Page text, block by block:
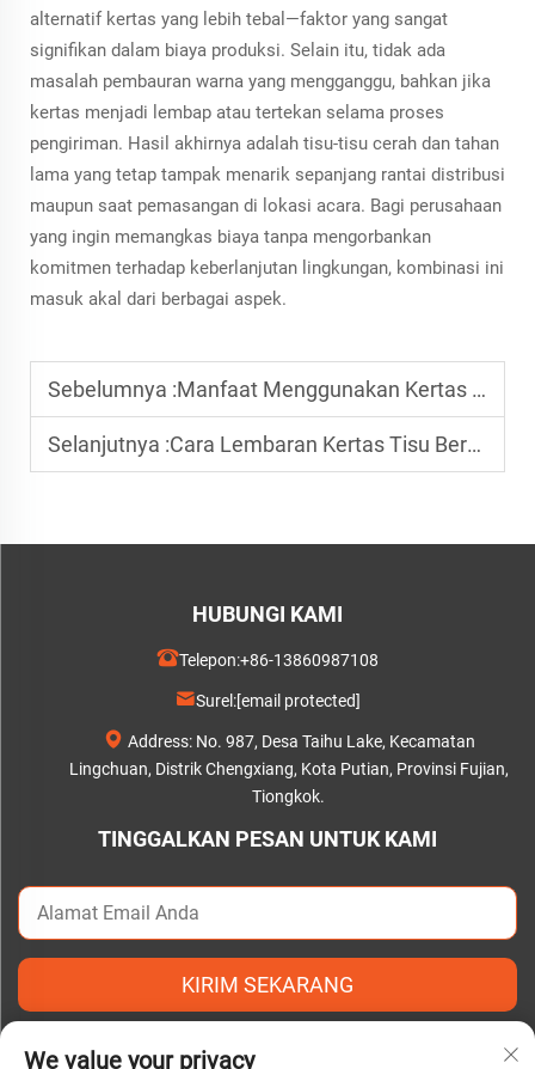
alternatif kertas yang lebih tebal—faktor yang sangat
signifikan dalam biaya produksi. Selain itu, tidak ada
masalah pembauran warna yang mengganggu, bahkan jika
kertas menjadi lembap atau tertekan selama proses
pengiriman. Hasil akhirnya adalah tisu-tisu cerah dan tahan
lama yang tetap tampak menarik sepanjang rantai distribusi
maupun saat pemasangan di lokasi acara. Bagi perusahaan
yang ingin memangkas biaya tanpa mengorbankan
komitmen terhadap keberlanjutan lingkungan, kombinasi ini
masuk akal dari berbagai aspek.
Sebelumnya :Manfaat Menggunakan Kertas Tisu Berwarna 14 g untuk Pembungkus Hadiah Ringan
Selanjutnya :Cara Lembaran Kertas Tisu Berwarna Menambah Tekstur pada Pembungkus Hadiah untuk Tas
HUBUNGI KAMI
Telepon:+86-13860987108
Surel:[email protected]
Address: No. 987, Desa Taihu Lake, Kecamatan
Lingchuan, Distrik Chengxiang, Kota Putian, Provinsi Fujian,
Tiongkok.
TINGGALKAN PESAN UNTUK KAMI
KIRIM SEKARANG
We value your privacy